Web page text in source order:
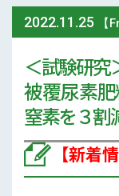
2022.11.25 【
＜試験研究
被覆尿素
窒素を３割
【新着
農業大学校
スマート農業
参考文献
技術と方法
2026年 (73)
2025年 (107)
2024年 (125)
2023年 (139)
2022年 (170)